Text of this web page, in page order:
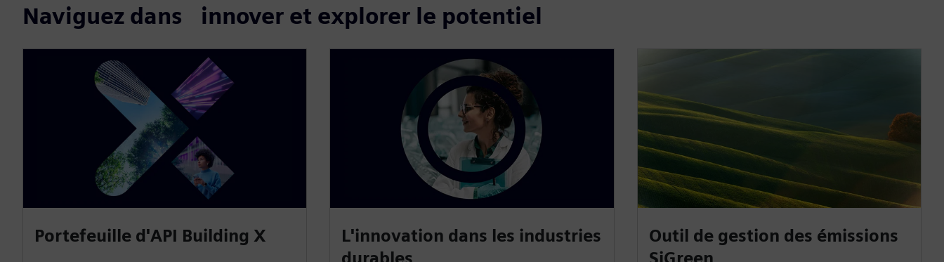
Naviguez dans innover et explorer le potentiel
Portefeuille d'API Building X
L'innovation dans les industries
Outil de gestion des émissions